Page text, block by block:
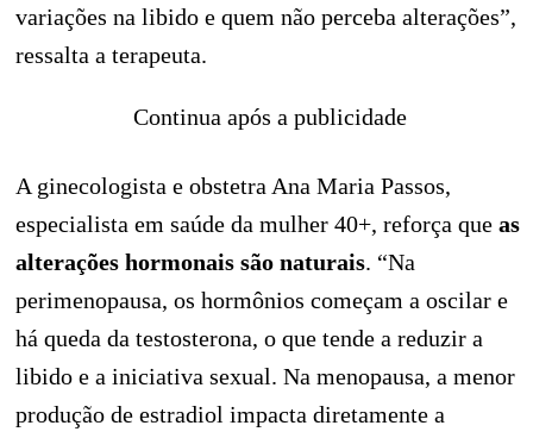
variações na libido e quem não perceba alterações”,
ressalta a terapeuta.
Continua após a publicidade
A ginecologista e obstetra Ana Maria Passos,
especialista em saúde da mulher 40+, reforça que as
alterações hormonais são naturais. “Na
perimenopausa, os hormônios começam a oscilar e
há queda da testosterona, o que tende a reduzir a
libido e a iniciativa sexual. Na menopausa, a menor
produção de estradiol impacta diretamente a